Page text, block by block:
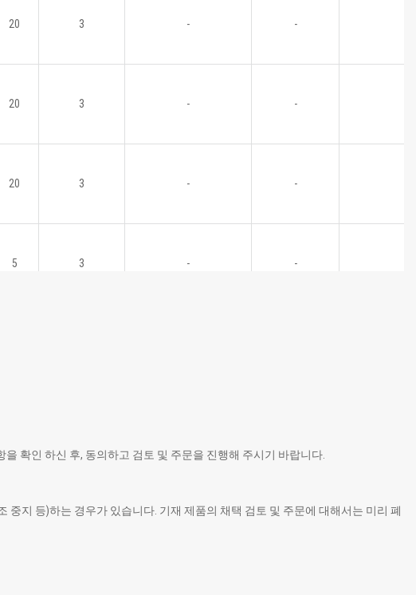
20 3 - -
20 3 - -
20 3 - -
5 3 - -
을 확인 하신 후, 동의하고 검토 및 주문을 진행해 주시기 바랍니다.
지 등)하는 경우가 있습니다. 기재 제품의 채택 검토 및 주문에 대해서는 미리 폐